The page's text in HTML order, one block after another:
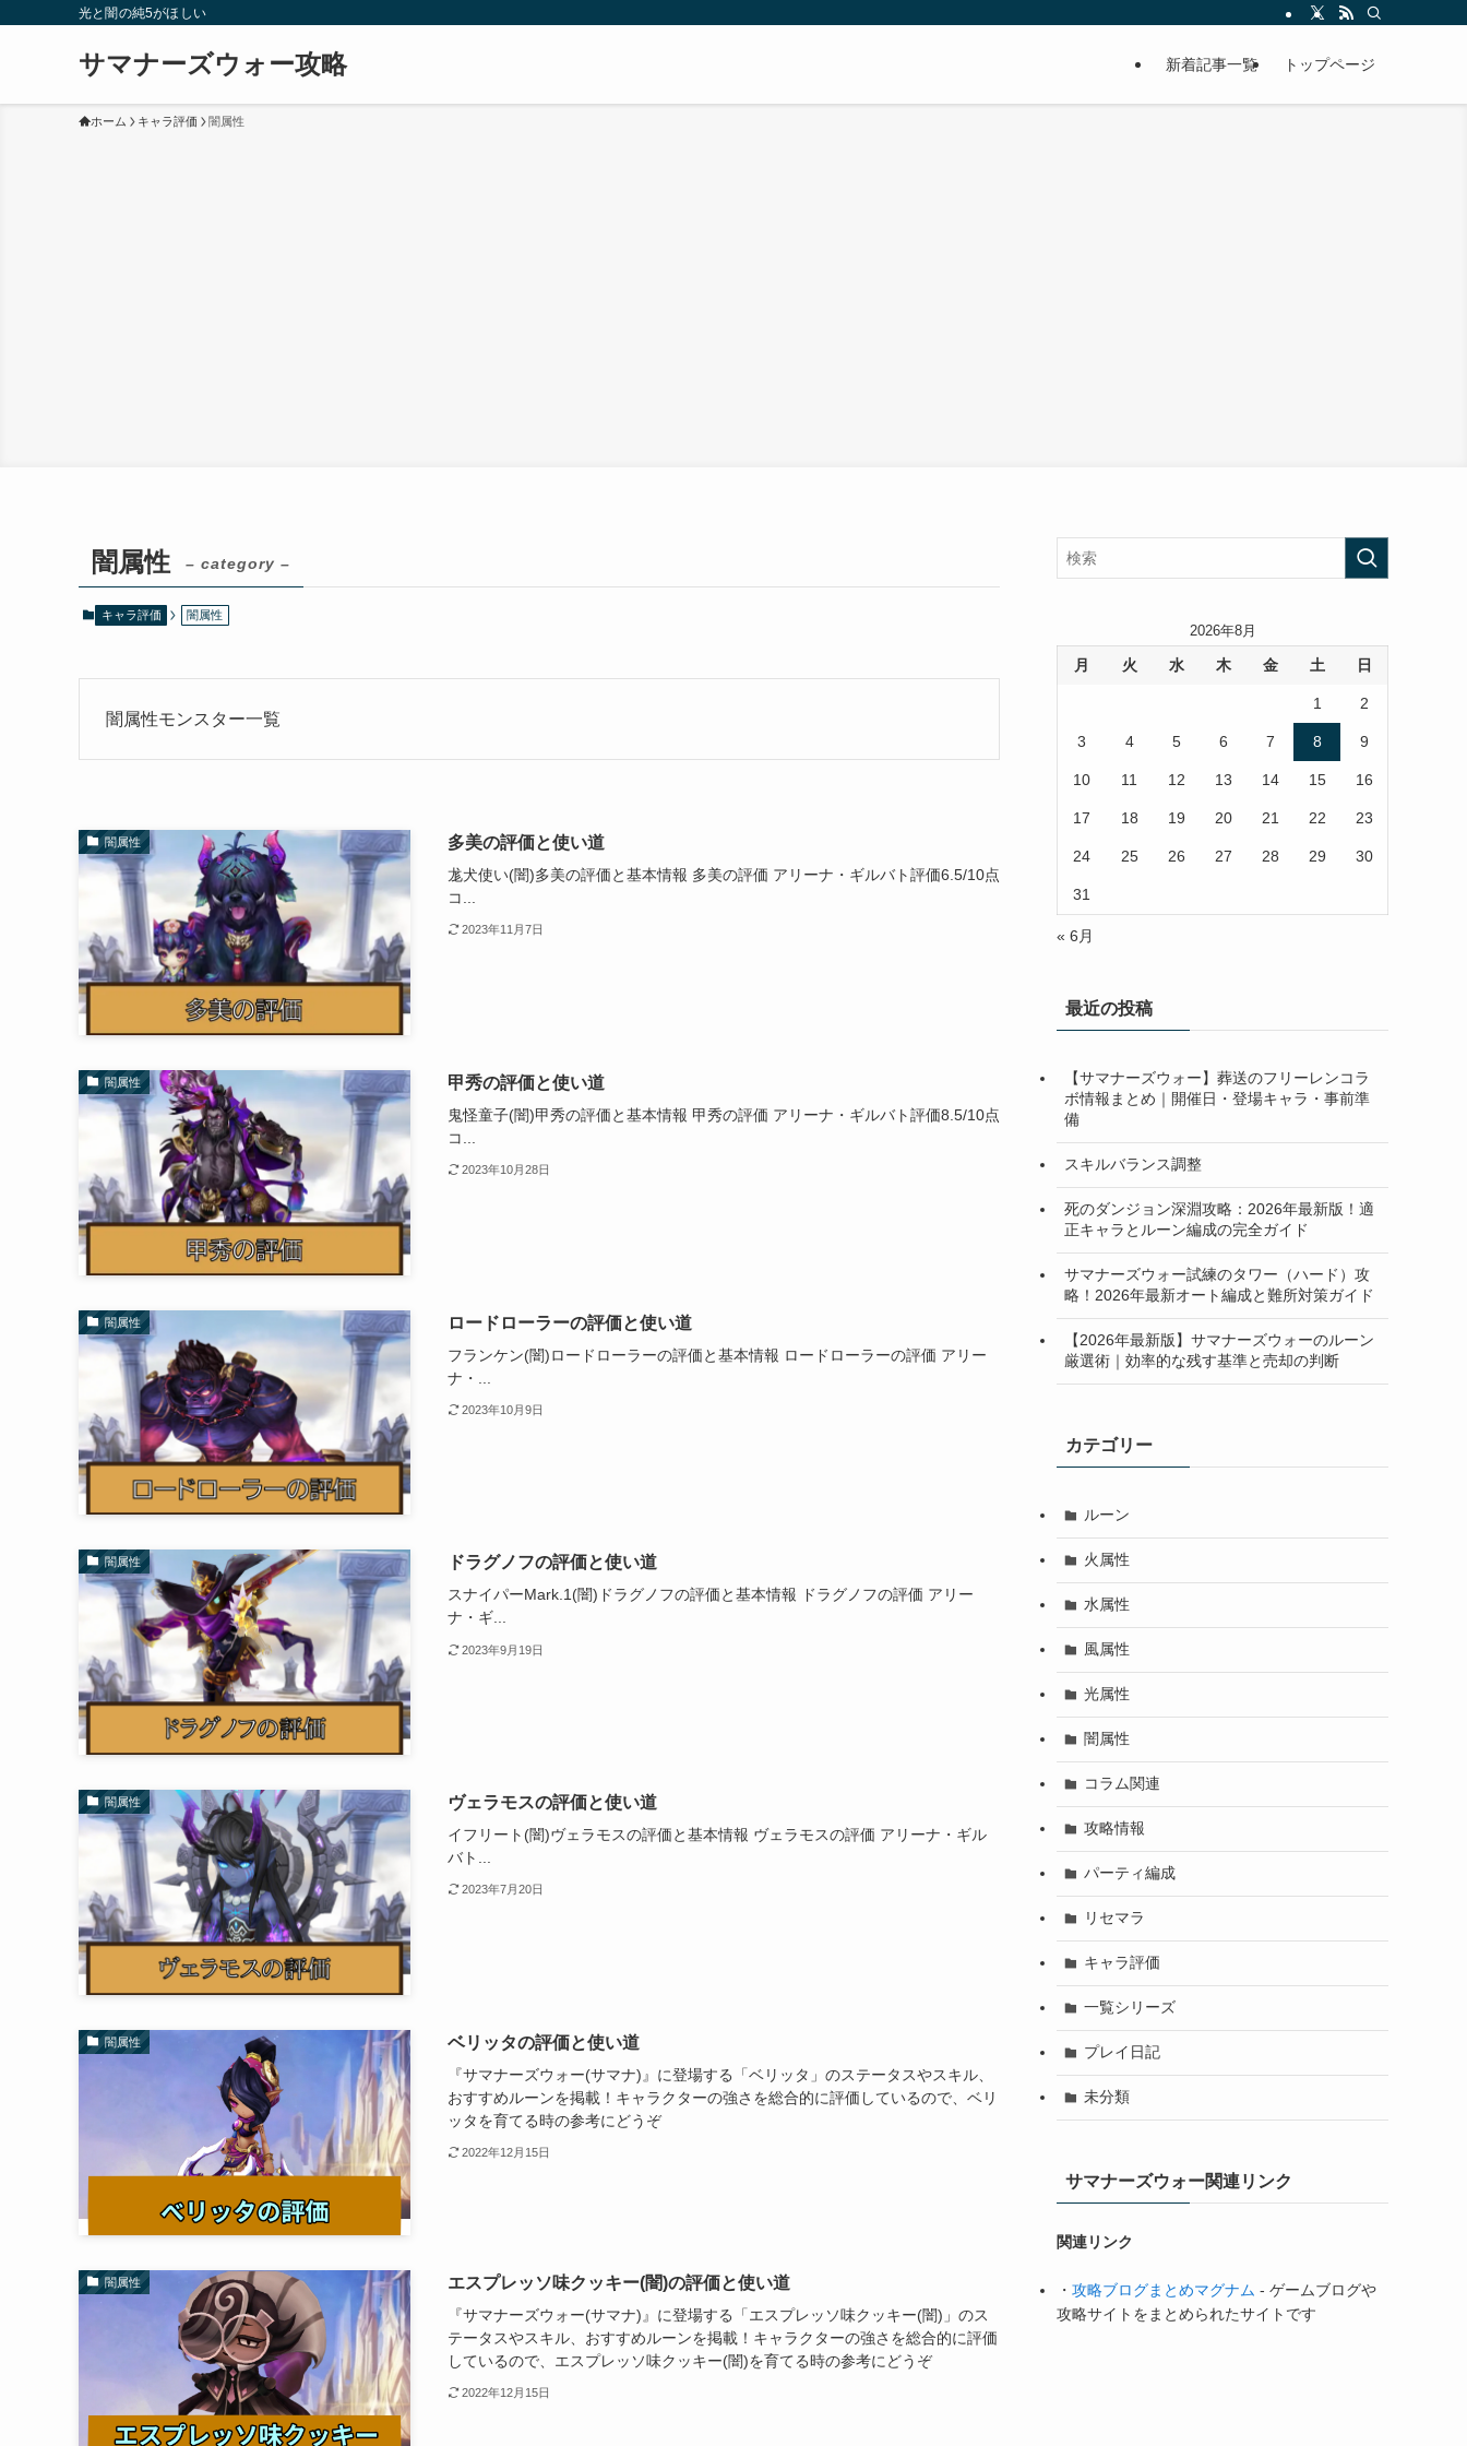
光と闇の純5がほしい
サマナーズウォー攻略 新着記事一覧 トップページ
ホーム キャラ評価 闇属性
闇属性 – category –
キャラ評価 闇属性
闇属性モンスター一覧
闇属性 多美の評価と使い道
尨犬使い(闇)多美の評価と基本情報 多美の評価 アリーナ・ギルバト評価6.5/10点
コ...
2023年11月7日
闇属性 甲秀の評価と使い道
鬼怪童子(闇)甲秀の評価と基本情報 甲秀の評価 アリーナ・ギルバト評価8.5/10点
コ...
2023年10月28日
闇属性 ロードローラーの評価と使い道
フランケン(闇)ロードローラーの評価と基本情報 ロードローラーの評価 アリー
ナ・...
2023年10月9日
闇属性 ドラグノフの評価と使い道
スナイパーMark.1(闇)ドラグノフの評価と基本情報 ドラグノフの評価 アリー
ナ・ギ...
2023年9月19日
闇属性 ヴェラモスの評価と使い道
イフリート(闇)ヴェラモスの評価と基本情報 ヴェラモスの評価 アリーナ・ギル
バト...
2023年7月20日
闇属性 ベリッタの評価と使い道
『サマナーズウォー(サマナ)』に登場する「ベリッタ」のステータスやスキル、
おすすめルーンを掲載！キャラクターの強さを総合的に評価しているので、ベリ
ッタを育てる時の参考にどうぞ
2022年12月15日
闇属性 エスプレッソ味クッキー(闇)の評価と使い道
『サマナーズウォー(サマナ)』に登場する「エスプレッソ味クッキー(闇)」のス
テータスやスキル、おすすめルーンを掲載！キャラクターの強さを総合的に評価
しているので、エスプレッソ味クッキー(闇)を育てる時の参考にどうぞ
2022年12月15日
2026年8月
月 火 水 木 金 土 日
1 2
3 4 5 6 7 8 9
10 11 12 13 14 15 16
17 18 19 20 21 22 23
24 25 26 27 28 29 30
31
« 6月
最近の投稿
【サマナーズウォー】葬送のフリーレンコラ
ボ情報まとめ｜開催日・登場キャラ・事前準
備
スキルバランス調整
死のダンジョン深淵攻略：2026年最新版！適
正キャラとルーン編成の完全ガイド
サマナーズウォー試練のタワー（ハード）攻
略！2026年最新オート編成と難所対策ガイド
【2026年最新版】サマナーズウォーのルーン
厳選術｜効率的な残す基準と売却の判断
カテゴリー
ルーン
火属性
水属性
風属性
光属性
闇属性
コラム関連
攻略情報
パーティ編成
リセマラ
キャラ評価
一覧シリーズ
プレイ日記
未分類
サマナーズウォー関連リンク
関連リンク
・ 攻略ブログまとめマグナム - ゲームブログや
攻略サイトをまとめられたサイトです